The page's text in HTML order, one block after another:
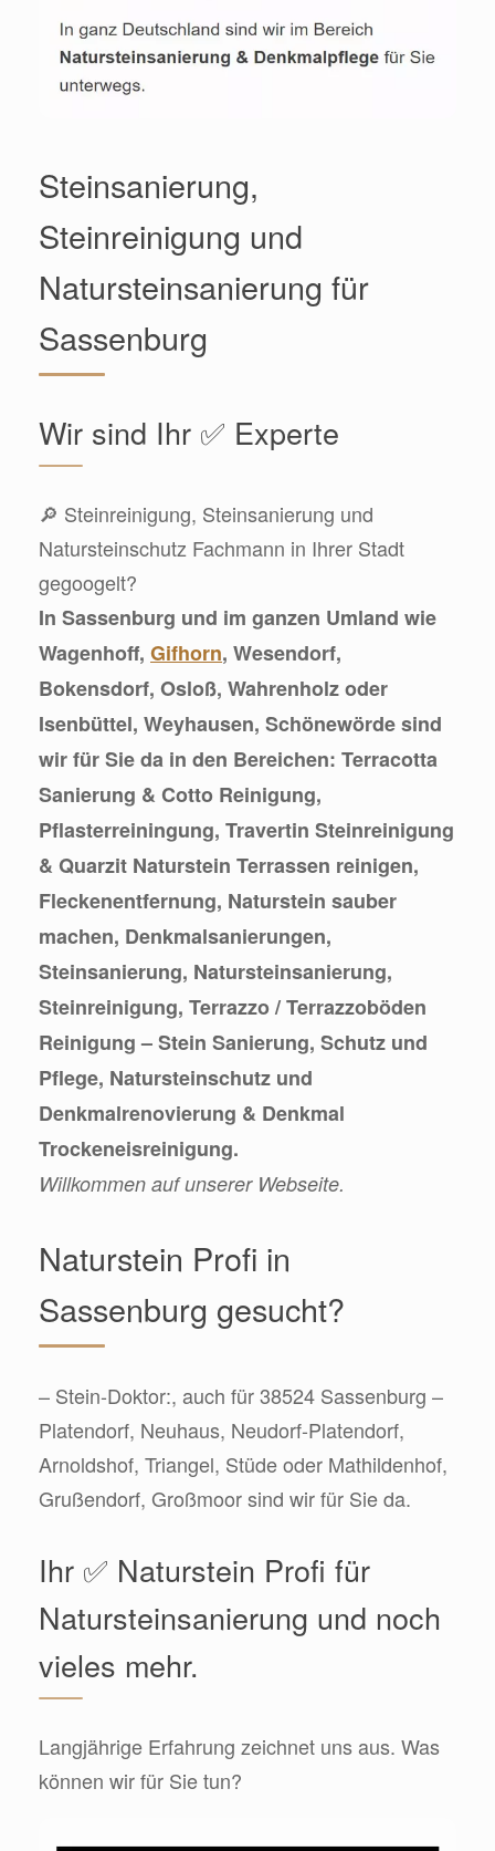
Steinsanierung,
Steinreinigung und
Natursteinsanierung für
Sassenburg
Wir sind Ihr ✅ Experte
🔎 Steinreinigung, Steinsanierung und
Natursteinschutz Fachmann in Ihrer Stadt
gegoogelt?
In Sassenburg und im ganzen Umland wie
Wagenhoff, Gifhorn, Wesendorf,
Bokensdorf, Osloß, Wahrenholz oder
Isenbüttel, Weyhausen, Schönewörde sind
wir für Sie da in den Bereichen: Terracotta
Sanierung & Cotto Reinigung,
Pflasterreiningung, Travertin Steinreinigung
& Quarzit Naturstein Terrassen reinigen,
Fleckenentfernung, Naturstein sauber
machen, Denkmalsanierungen,
Steinsanierung, Natursteinsanierung,
Steinreinigung, Terrazzo / Terrazzoböden
Reinigung – Stein Sanierung, Schutz und
Pflege, Natursteinschutz und
Denkmalrenovierung & Denkmal
Trockeneisreinigung.
Willkommen auf unserer Webseite.
Naturstein Profi in
Sassenburg gesucht?
– Stein-Doktor:, auch für 38524 Sassenburg –
Platendorf, Neuhaus, Neudorf-Platendorf,
Arnoldshof, Triangel, Stüde oder Mathildenhof,
Grußendorf, Großmoor sind wir für Sie da.
Ihr ✅ Naturstein Profi für
Natursteinsanierung und noch
vieles mehr.
Langjährige Erfahrung zeichnet uns aus. Was
können wir für Sie tun?